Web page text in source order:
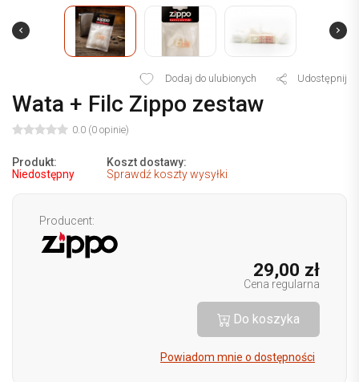
Dodaj do ulubionych Udostępnij
Wata + Filc Zippo zestaw
0.0 (0 opinie)
Produkt:
Niedostępny
Koszt dostawy:
Sprawdź koszty wysyłki
Producent:
29,00 zł
Cena regularna
Do koszyka
Powiadom mnie o dostępności